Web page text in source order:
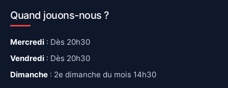
Quand jouons-nous ?
Mercredi : Dès 20h30
Vendredi : Dès 20h30
Dimanche : 2e dimanche du mois 14h30